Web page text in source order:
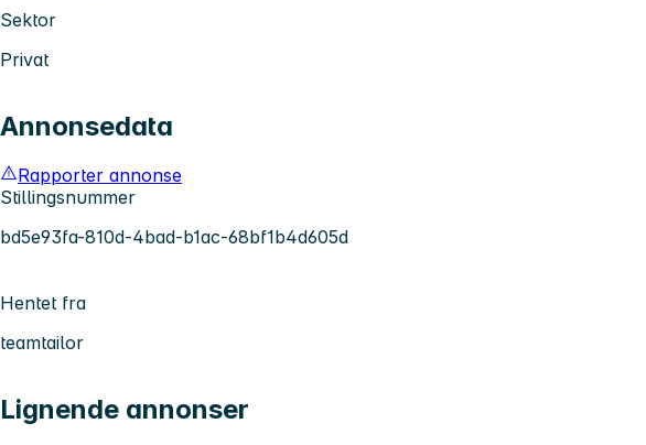
Sektor
Privat
Annonsedata
Rapporter annonse
Stillingsnummer
bd5e93fa-810d-4bad-b1ac-68bf1b4d605d
Hentet fra
teamtailor
Lignende annonser